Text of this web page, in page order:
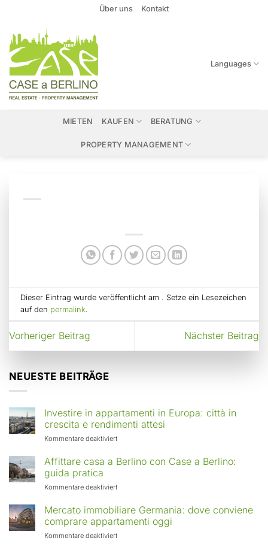
springen
Über uns Kontakt
Languages
MIETEN KAUFEN BERATUNG
PROPERTY MANAGEMENT
Dieser Eintrag wurde veröffentlicht am . Setze ein Lesezeichen
auf den permalink.
Vorheriger Beitrag Nächster Beitrag
NEUESTE BEITRÄGE
Investire in appartamenti in Europa: città in
crescita e rendimenti attesi
Kommentare deaktiviertfür
in
Europa:
in
crescita
rendimenti
Affittare casa a Berlino con Case a Berlino:
guida pratica
Kommentare deaktiviertfür
casa
a
Berlino
con
Mercato immobiliare Germania: dove conviene
comprare appartamenti oggi
Kommentare deaktiviertfür